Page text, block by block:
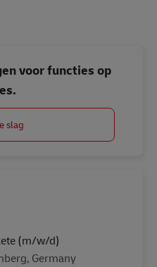
voor functies op
slag
(m/w/d)
Germany